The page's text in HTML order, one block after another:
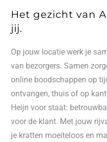
Het gezicht van
jij.
Op jouw locatie werk je
van bezorgers. Samen
online boodschappen op
ontvangen, thuis of op
Heijn voor staat:
voor de klant. Met jouw
je kratten moeiteloos en